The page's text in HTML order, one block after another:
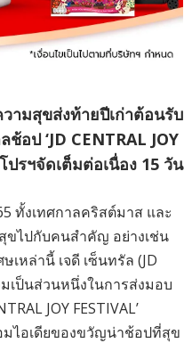
ามสุขส่งท้ายปีเก่าต้อนรับ
อป ‘JD CENTRAL JOY
ปรฯจัดเต็มต่อเนื่อง 15 วัน
ทั้งเทศกาลคริสต์มาส และ
ขไปกับคนสำคัญ อย่างเช่น
หล่านี้ เจดี เซ็นทรัล (JD
เป็นส่วนหนึ่งในการส่งมอบ
JOY FESTIVAL’
มไอเดียของขวัญน่าช้อปที่สุข